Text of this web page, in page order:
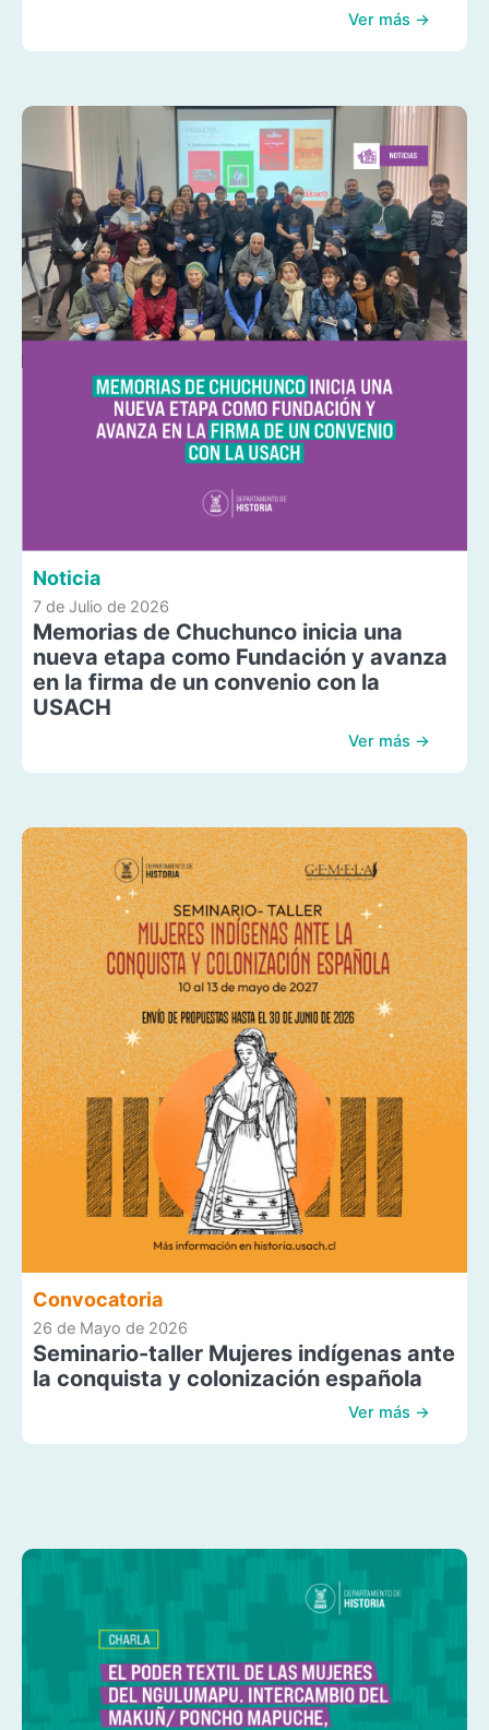
Ver más →
Noticia
7 de Julio de 2026
Memorias de Chuchunco inicia una
nueva etapa como Fundación y avanza
en la firma de un convenio con la
USACH
Ver más →
Convocatoria
26 de Mayo de 2026
Seminario-taller Mujeres indígenas ante
la conquista y colonización española
Ver más →